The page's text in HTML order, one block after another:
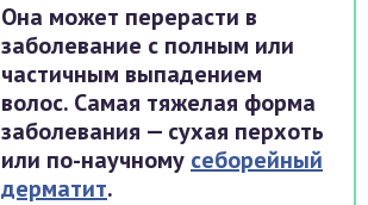
Она может перерасти в
заболевание с полным или
частичным выпадением
волос. Самая тяжелая форма
заболевания — сухая перхоть
или по-научному себорейный
дерматит.